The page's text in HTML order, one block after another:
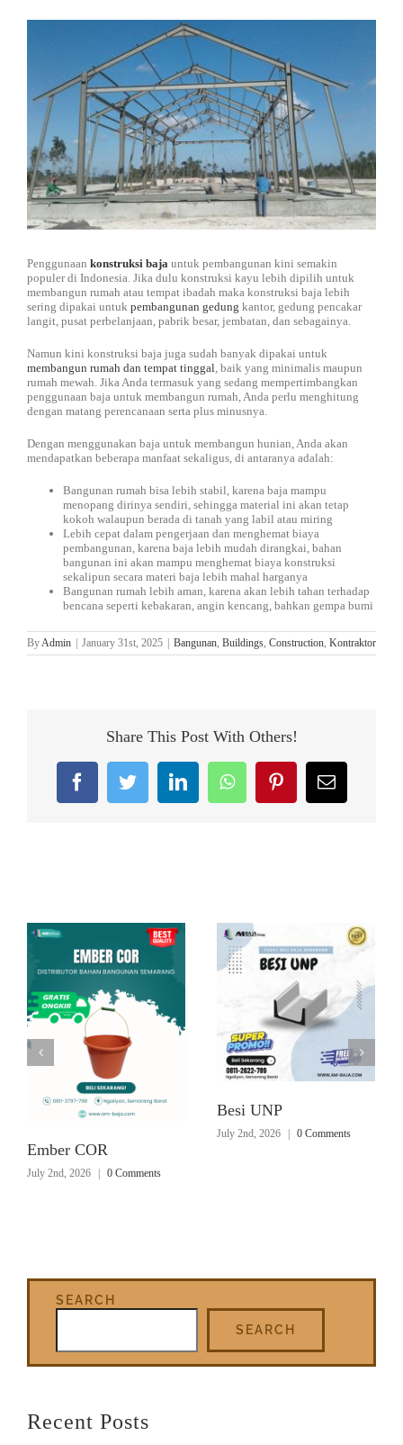
Jasa Konsultan & Desain Perencanaan
HUBUNGI
Penggunaan konstruksi baja untuk pembangunan kini semakin
populer di Indonesia. Jika dulu konstruksi kayu lebih dipilih untuk
membangun rumah atau tempat ibadah maka konstruksi baja lebih
sering dipakai untuk pembangunan gedung kantor, gedung pencakar
langit, pusat perbelanjaan, pabrik besar, jembatan, dan sebagainya.
Namun kini konstruksi baja juga sudah banyak dipakai untuk
membangun rumah dan tempat tinggal , baik yang minimalis maupun
rumah mewah. Jika Anda termasuk yang sedang mempertimbangkan
penggunaan baja untuk membangun rumah, Anda perlu menghitung
dengan matang perencanaan serta plus minusnya.
Dengan menggunakan baja untuk membangun hunian, Anda akan
mendapatkan beberapa manfaat sekaligus, di antaranya adalah:
Bangunan rumah bisa lebih stabil, karena baja mampu
menopang dirinya sendiri, sehingga material ini akan tetap
kokoh walaupun berada di tanah yang labil atau miring
Lebih cepat dalam pengerjaan dan menghemat biaya
pembangunan, karena baja lebih mudah dirangkai, bahan
bangunan ini akan mampu menghemat biaya konstruksi
sekalipun secara materi baja lebih mahal harganya
Bangunan rumah lebih aman, karena akan lebih tahan terhadap
bencana seperti kebakaran, angin kencang, bahkan gempa bumi
By Admin | January 31st, 2025 | Bangunan Buildings Construction Kontraktor
Share This Post With Others!
FacebookTwitterLinkedInWhatsAppPinterestEmail
Ember COR
July 2nd, 2026 0 Comments
Besi UNP
July 2nd, 2026 0 Comments
SEARCH
SEARCH
Recent Posts